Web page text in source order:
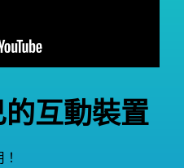
互動裝置